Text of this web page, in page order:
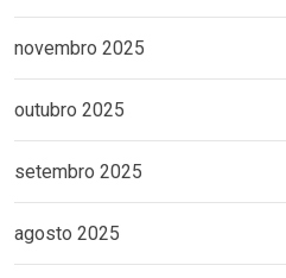
novembro 2025
outubro 2025
setembro 2025
agosto 2025